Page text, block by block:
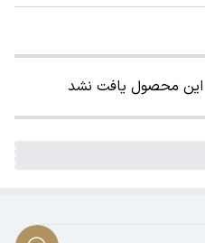
این محصول یافت نشد